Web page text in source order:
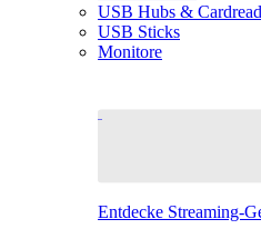
USB Hubs &
USB Sticks
Monitore
Entdecke Streaming-